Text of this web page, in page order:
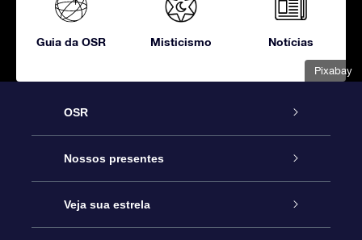
Pixabay
Guia da OSR Misticismo Notícias
OSR
Serviço
Entre em contato conosco
Nossos presentes
Presente estrelar on-line
Veja sua estrela